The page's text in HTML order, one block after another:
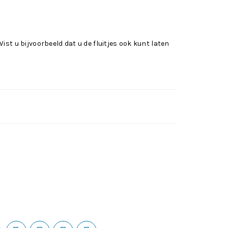
u bijvoorbeeld dat u de fluitjes ook kunt laten